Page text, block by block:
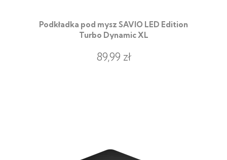
Podkładka pod mysz SAVIO LED Edition
Turbo Dynamic XL
89,99 zł